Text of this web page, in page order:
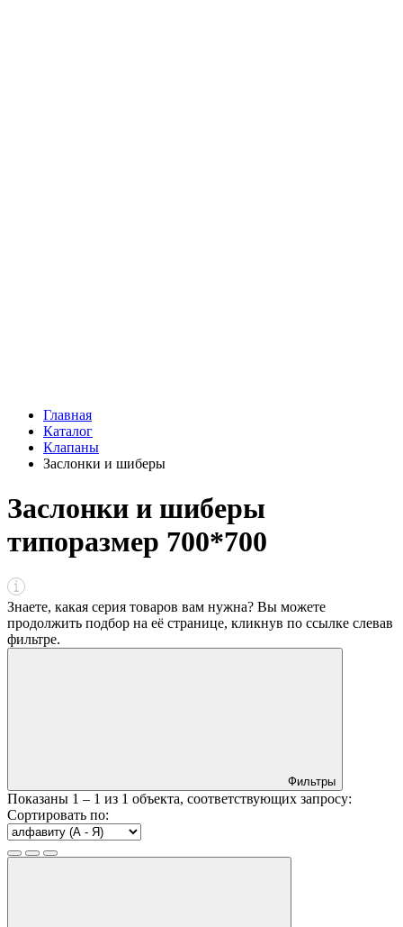
Главная
Каталог
Клапаны
Заслонки и шиберы
Заслонки и шиберы
типоразмер 700*700
Знаете, какая серия товаров вам нужна? Вы можете
продолжить подбор на её странице, кликнув по ссылке слевав
фильтре.
Фильтры
Показаны 1 – 1 из 1 объекта, соответствующих запросу:
Сортировать по: